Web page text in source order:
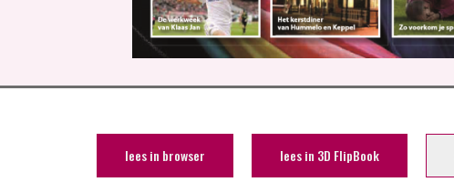
lees in browser lees in 3D FlipBook